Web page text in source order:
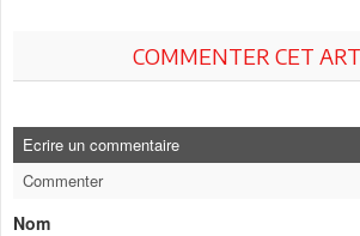
COMMENTER CET
Ecrire un commentaire
Commenter
Nom